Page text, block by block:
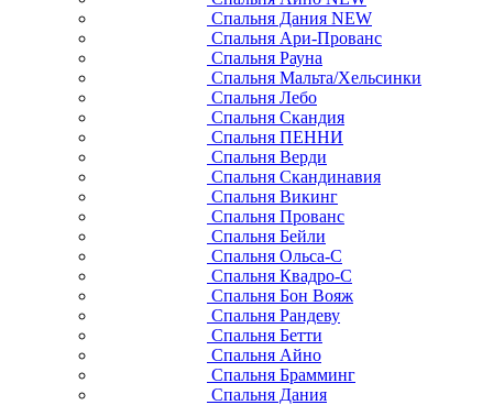
Спальня Дания NEW
Спальня Ари-Прованс
Спальня Рауна
Спальня Мальта/Хельсинки
Спальня Лебо
Спальня Скандия
Спальня ПЕННИ
Спальня Верди
Спальня Скандинавия
Спальня Викинг
Спальня Прованс
Спальня Бейли
Спальня Ольса-С
Спальня Квадро-С
Спальня Бон Вояж
Спальня Рандеву
Спальня Бетти
Спальня Айно
Спальня Брамминг
Спальня Дания